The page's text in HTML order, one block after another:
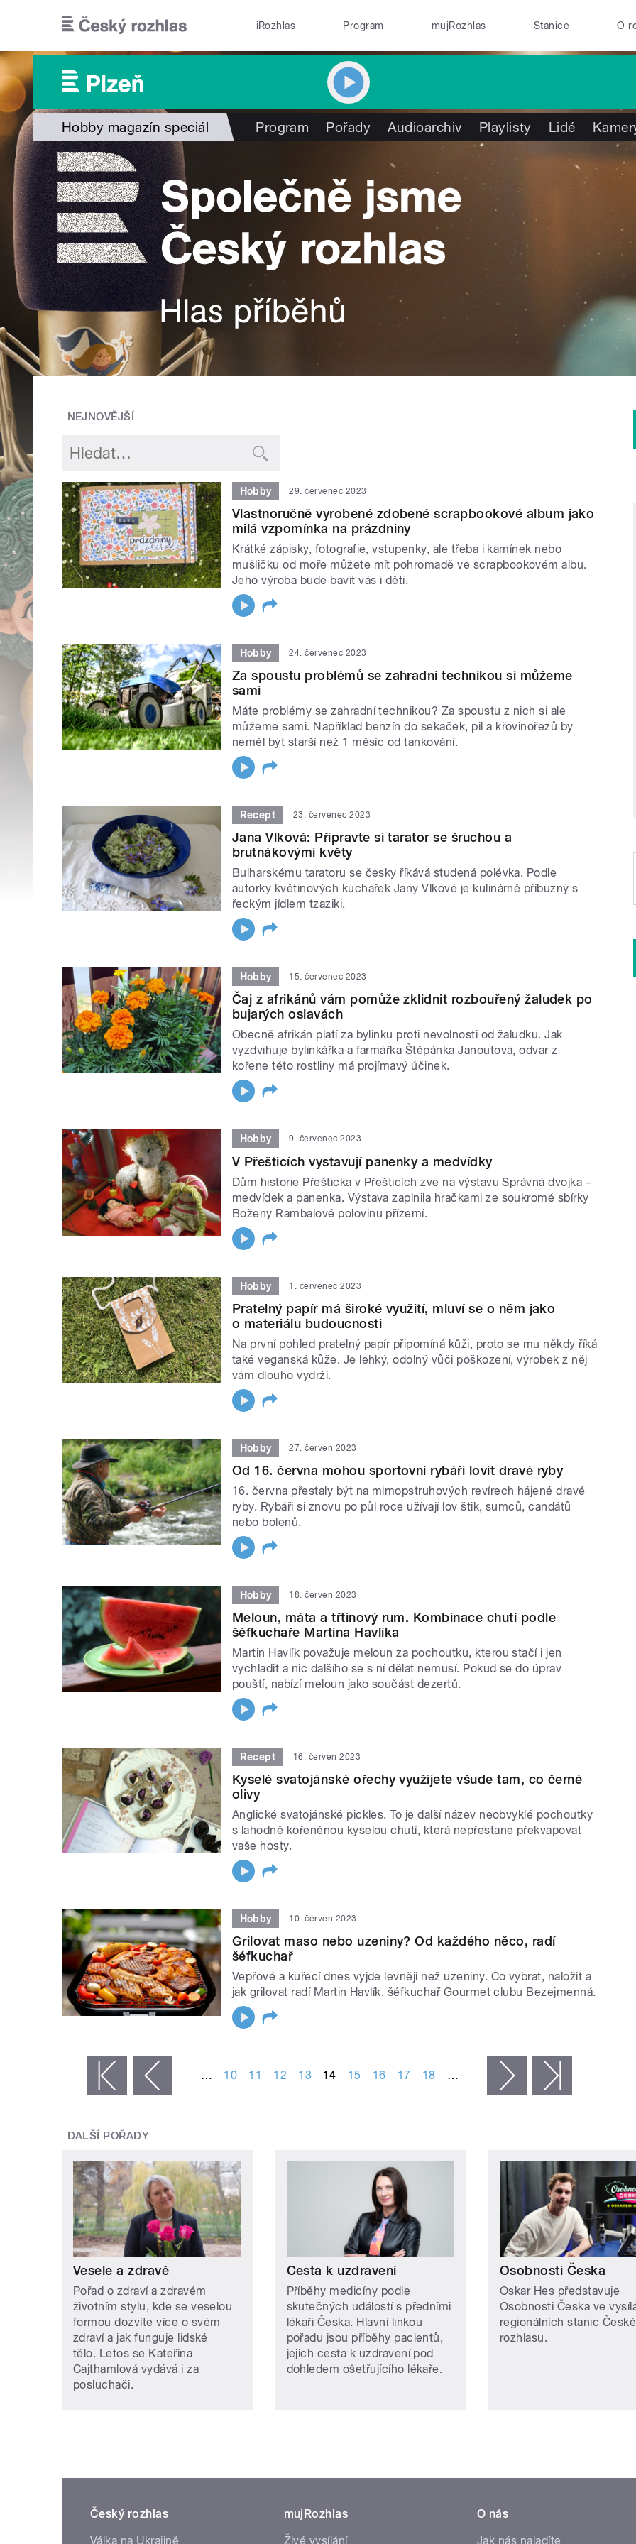
iRozhlas Program mujRozhlas Stanice O
Hobby magazín speciál Program Pořady Audioarchiv Playlisty Lidé
NEJNOVĚJŠÍ
Hobby 29. červenec 2023
Vlastnoručně vyrobené zdobené scrapbookové album jako
milá vzpomínka na prázdniny
Krátké zápisky, fotografie, vstupenky, ale třeba i kamínek nebo
mušličku od moře můžete mít pohromadě ve scrapbookovém albu.
Jeho výroba bude bavit vás i děti.
Hobby 24. červenec 2023
Za spoustu problémů se zahradní technikou si můžeme
sami
Máte problémy se zahradní technikou? Za spoustu z nich si ale
můžeme sami. Například benzín do sekaček, pil a křovinořezů by
neměl být starší než 1 měsíc od tankování.
Recept 23. červenec 2023
Jana Vlková: Připravte si tarator se šruchou a
brutnákovými květy
Bulharskému taratoru se česky říkává studená polévka. Podle
autorky květinových kuchařek Jany Vlkové je kulinárně příbuzný s
řeckým jídlem tzaziki.
Hobby 15. červenec 2023
Čaj z afrikánů vám pomůže zklidnit rozbouřený žaludek po
bujarých oslavách
Obecně afrikán platí za bylinku proti nevolnosti od žaludku. Jak
vyzdvihuje bylinkářka a farmářka Štěpánka Janoutová, odvar z
kořene této rostliny má projímavý účinek.
Hobby 9. červenec 2023
V Přešticích vystavují panenky a medvídky
Dům historie Přešticka v Přešticích zve na výstavu Správná dvojka –
medvídek a panenka. Výstava zaplnila hračkami ze soukromé sbírky
Boženy Rambalové polovinu přízemí.
Hobby 1. červenec 2023
Pratelný papír má široké využití, mluví se o něm jako
o materiálu budoucnosti
Na první pohled pratelný papír připomíná kůži, proto se mu někdy říká
také veganská kůže. Je lehký, odolný vůči poškození, výrobek z něj
vám dlouho vydrží.
Hobby 27. červen 2023
Od 16. června mohou sportovní rybáři lovit dravé ryby
16. června přestaly být na mimopstruhových revírech hájené dravé
ryby. Rybáři si znovu po půl roce užívají lov štik, sumců, candátů
nebo bolenů.
Hobby 18. červen 2023
Meloun, máta a třtinový rum. Kombinace chutí podle
šéfkuchaře Martina Havlíka
Martin Havlík považuje meloun za pochoutku, kterou stačí i jen
vychladit a nic dalšího se s ní dělat nemusí. Pokud se do úprav
pouští, nabízí meloun jako součást dezertů.
Recept 16. červen 2023
Kyselé svatojánské ořechy využijete všude tam, co černé
olivy
Anglické svatojánské pickles. To je další název neobvyklé pochoutky
s lahodně kořeněnou kyselou chutí, která nepřestane překvapovat
vaše hosty.
Hobby 10. červen 2023
Grilovat maso nebo uzeniny? Od každého něco, radí
šéfkuchař
Vepřové a kuřecí dnes vyjde levněji než uzeniny. Co vybrat, naložit a
jak grilovat radí Martin Havlík, šéfkuchař Gourmet clubu Bezejmenná.
‹ předchozí … 10 11 12 13 14 15 16 17 18 … následující ›
DALŠÍ POŘADY
Vesele a zdravě
Pořad o zdraví a zdravém
životním stylu, kde se veselou
formou dozvíte více o svém
zdraví a jak funguje lidské
tělo. Letos se Kateřina
Cajthamlová vydává i za
posluchači.
Cesta k uzdravení
Příběhy medicíny podle
skutečných událostí s předními
lékaři Česka. Hlavní linkou
pořadu jsou příběhy pacientů,
jejich cesta k uzdravení pod
dohledem ošetřujícího lékaře.
Osobnosti Česka
Oskar Hes představuje
Osobnosti Česka ve
regionálních stanic
rozhlasu.
Český rozhlas
Válka na Ukrajině
mujRozhlas
Živé vysílání
O nás
Jak nás naladíte